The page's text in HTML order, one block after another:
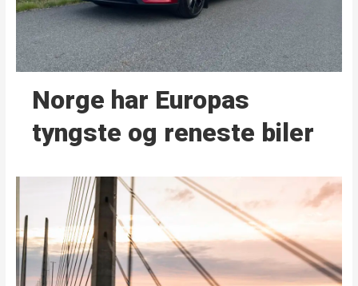
Norge har Europas
tyngste og reneste biler